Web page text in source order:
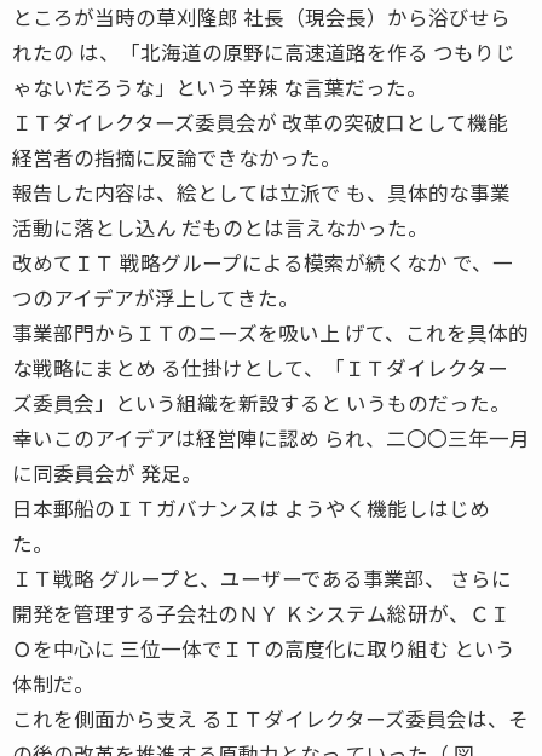
ところが当時の草刈隆郎 社長（現会長）から浴びせら
れたの は、「北海道の原野に高速道路を作る つもりじ
ゃないだろうな」という辛辣 な言葉だった。
ＩＴダイレクターズ委員会が 改革の突破口として機能
経営者の指摘に反論できなかった。
報告した内容は、絵としては立派で も、具体的な事業
活動に落とし込ん だものとは言えなかった。
改めてＩＴ 戦略グループによる模索が続くなか で、一
つのアイデアが浮上してきた。
事業部門からＩＴのニーズを吸い上 げて、これを具体的
な戦略にまとめ る仕掛けとして、「ＩＴダイレクター
ズ委員会」という組織を新設すると いうものだった。
幸いこのアイデアは経営陣に認め られ、二〇〇三年一月
に同委員会が 発足。
日本郵船のＩＴガバナンスは ようやく機能しはじめ
た。
ＩＴ戦略 グループと、ユーザーである事業部、 さらに
開発を管理する子会社のＮＹ Ｋシステム総研が、ＣＩ
Ｏを中心に 三位一体でＩＴの高度化に取り組む という
体制だ。
これを側面から支え るＩＴダイレクターズ委員会は、そ